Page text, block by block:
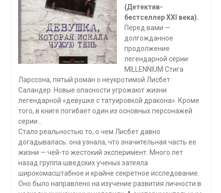
(Детектив-
бестселлер XXI века).
Перед вами —
долгожданное
продолжение
легендарной серии
MILLENNIUM Стига
Ларссона, пятый роман о неукротимой Лисбет
Саландер. Новые опасности угрожают жизни
легендарной «девушке с татуировкой дракона». Кроме
того, в книге погибает один из основных персонажей
серии…
Стало реальностью то, о чем Лисбет давно
догадывалась: она узнала, что значительная часть ее
жизни — чей-то жестокий эксперимент. Много лет
назад группа шведских ученых затеяла
широкомасштабное и крайне секретное исследование.
Оно было направлено на изучение развития личности в